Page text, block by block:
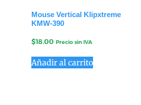
Mouse Vertical Klipxtreme
KMW-390
$18.00 Precio sin IVA
Añadir al carrito